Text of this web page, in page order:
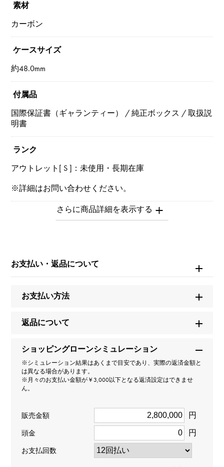
素材
カーボン
ケースサイズ
約48.0mm
付属品
国際保証書（ギャランティー） / 純正ボックス / 取扱説
明書
ランク
アウトレット[ S ]：未使用・長期在庫
※詳細はお問い合わせください。
お問い合わせ商
商品名
キングパワー
771.QX.1179.RX.CSH13
タイプ
お支払い・返品について
お支払い方法
返品について
ショッピングローンシミュレーション
※シミュレーション結果はあくまで目安であり、実際の返済金額と
は異なる場合があります。
※月々のお支払い金額が￥3,000以下となる返済設定はできませ
ん。
販売金額 円
頭金 円
お支払回数